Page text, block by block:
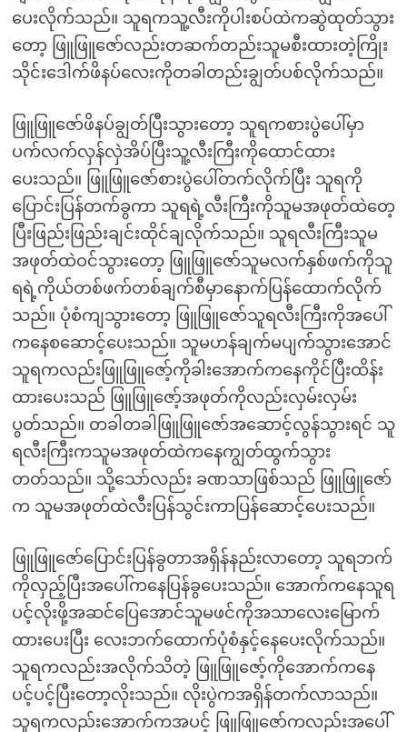
ပေးလိုက်သည်။ သူရကသူ့လီးကိုပါးစပ်ထဲကဆွဲထုတ်သွား
တော့ ဖြူဖြူဇော်လည်းတဆက်တည်းသူမစီးထားတဲ့ကြိုး
သိုင်းဒေါက်ဖိနပ်လေးကိုတခါတည်းချွတ်ပစ်လိုက်သည်။
ဖြူဖြူဇော်ဖိနပ်ချွတ်ပြီးသွားတော့ သူရကစားပွဲပေါ်မှာ
ပက်လက်လှန်လှဲအိပ်ပြီးသူ့လီးကြီးကိုထောင်ထား
ပေးသည်။ ဖြူဖြူဇော်စားပွဲပေါ်တက်လိုက်ပြီး သူရကို
ပြောင်းပြန်တက်ခွကာ သူရရဲ့လီးကြီးကိုသူမအဖုတ်ထဲတေ့
ပြီးဖြည်းဖြည်းချင်းထိုင်ချလိုက်သည်။ သူရလီးကြီးသူမ
အဖုတ်ထဲဝင်သွားတော့ ဖြူဖြူဇော်သူမလက်နှစ်ဖက်ကိုသူ
ရရဲ့ကိုယ်တစ်ဖက်တစ်ချက်စီမှာနောက်ပြန်ထောက်လိုက်
သည်။ ပုံစံကျသွားတော့ ဖြူဖြူဇော်သူရလီးကြီးကိုအပေါ်
ကနေစဆောင့်ပေးသည်။ သူမဟန်ချက်မပျက်သွားအောင်
သူရကလည်းဖြူဖြူဇော့်ကိုခါးအောက်ကနေကိုင်ပြီးထိန်း
ထားပေးသည် ဖြူဖြူဇော့်အဖုတ်ကိုလည်းလှမ်းလှမ်း
ပွတ်သည်။ တခါတခါဖြူဖြူဇော်အဆောင့်လွန်သွားရင် သူ
ရလီးကြီးကသူမအဖုတ်ထဲကနေကျွတ်ထွက်သွား
တတ်သည်။ သို့သော်လည်း ခဏသာဖြစ်သည် ဖြူဖြူဇော်
က သူမအဖုတ်ထဲလီးပြန်သွင်းကာပြန်ဆောင့်ပေးသည်။
ဖြူဖြူဇော်ပြောင်းပြန်ခွတာအရှိန်နည်းလာတော့ သူရဘက်
ကိုလှည့်ပြီးအပေါ်ကနေပြန်ခွပေးသည်။ အောက်ကနေသူရ
ပင့်လိုးဖို့အဆင်ပြေအောင်သူမဖင်ကိုအသာလေးမြောက်
ထားပေးပြီး လေးဘက်ထောက်ပုံစံနှင့်နေပေးလိုက်သည်။
သူရကလည်းအလိုက်သိတဲ့ ဖြူဖြူဇော့်ကိုအောက်ကနေ
ပင့်ပင့်ပြီးတော့လိုးသည်။ လိုးပွဲကအရှိန်တက်လာသည်။
သူရကလည်းအောက်ကအပင့် ဖြူဖြူဇော်ကလည်းအပေါ်